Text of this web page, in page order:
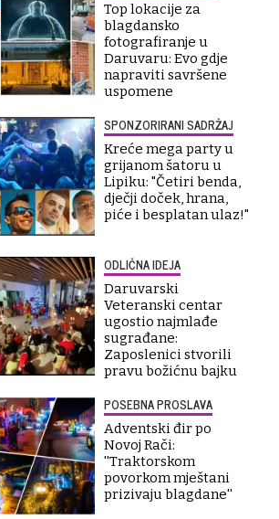
Top lokacije za
blagdansko
fotografiranje u
Daruvaru: Evo gdje
napraviti savršene
uspomene
SPONZORIRANI SADRŽAJ
Kreće mega party u
grijanom šatoru u
Lipiku: "Četiri benda,
dječji doček, hrana,
piće i besplatan ulaz!"
ODLIČNA IDEJA
Daruvarski
Veteranski centar
ugostio najmlađe
sugrađane:
Zaposlenici stvorili
pravu božićnu bajku
POSEBNA PROSLAVA
Adventski đir po
Novoj Rači:
''Traktorskom
povorkom mještani
prizivaju blagdane''